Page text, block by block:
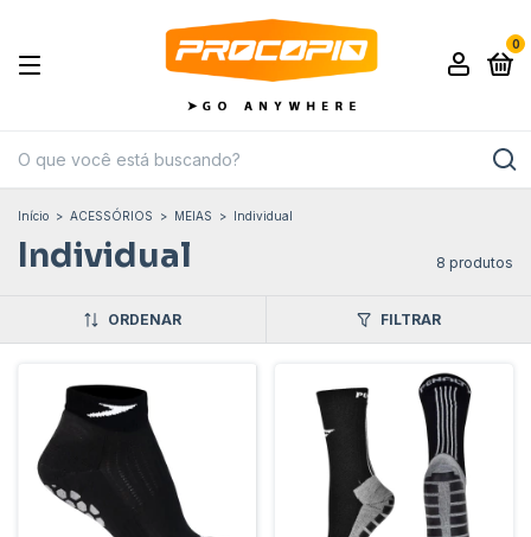
0
Início > ACESSÓRIOS > MEIAS > Individual
Individual 8 produtos
ORDENAR FILTRAR